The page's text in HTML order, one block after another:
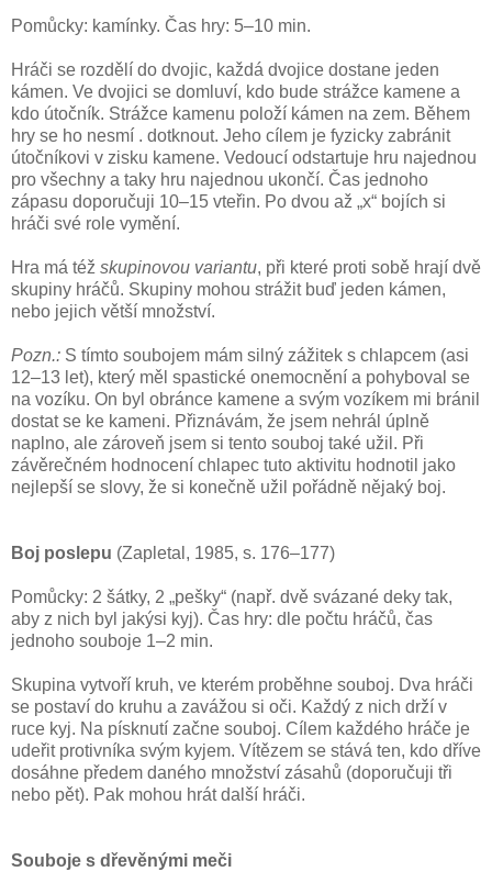
Pomůcky: kamínky. Čas hry: 5–10 min.
Hráči se rozdělí do dvojic, každá dvojice dostane jeden
kámen. Ve dvojici se domluví, kdo bude strážce kamene a
kdo útočník. Strážce kamenu položí kámen na zem. Během
hry se ho nesmí . dotknout. Jeho cílem je fyzicky zabránit
útočníkovi v zisku kamene. Vedoucí odstartuje hru najednou
pro všechny a taky hru najednou ukončí. Čas jednoho
zápasu doporučuji 10–15 vteřin. Po dvou až „x“ bojích si
hráči své role vymění.
Hra má též skupinovou variantu, při které proti sobě hrají dvě
skupiny hráčů. Skupiny mohou strážit buď jeden kámen,
nebo jejich větší množství.
Pozn.: S tímto soubojem mám silný zážitek s chlapcem (asi
12–13 let), který měl spastické onemocnění a pohyboval se
na vozíku. On byl obránce kamene a svým vozíkem mi bránil
dostat se ke kameni. Přiznávám, že jsem nehrál úplně
naplno, ale zároveň jsem si tento souboj také užil. Při
závěrečném hodnocení chlapec tuto aktivitu hodnotil jako
nejlepší se slovy, že si konečně užil pořádně nějaký boj.
Boj poslepu (Zapletal, 1985, s. 176–177)
Pomůcky: 2 šátky, 2 „pešky“ (např. dvě svázané deky tak,
aby z nich byl jakýsi kyj). Čas hry: dle počtu hráčů, čas
jednoho souboje 1–2 min.
Skupina vytvoří kruh, ve kterém proběhne souboj. Dva hráči
se postaví do kruhu a zavážou si oči. Každý z nich drží v
ruce kyj. Na písknutí začne souboj. Cílem každého hráče je
udeřit protivníka svým kyjem. Vítězem se stává ten, kdo dříve
dosáhne předem daného množství zásahů (doporučuji tři
nebo pět). Pak mohou hrát další hráči.
Souboje s dřevěnými meči